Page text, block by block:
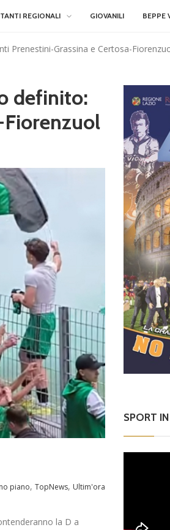
REGIONALI GIOVANILI BEPPE
Prenestini-Grassina e Certosa-
definito:
piano,TopNews, Ultim'ora
la D a
SPORT